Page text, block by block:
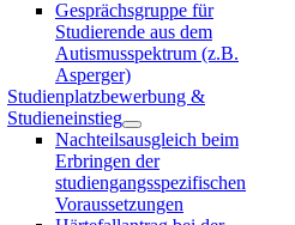
Gesprächsgruppe für
Studierende aus dem
Autismusspektrum (z.B.
Asperger)
Studienplatzbewerbung &
Studieneinstieg
Nachteilsausgleich beim
Erbringen der
studiengangsspezifischen
Voraussetzungen